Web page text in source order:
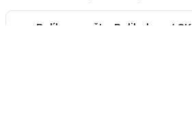
Balík na poštu, Balikobox / SK